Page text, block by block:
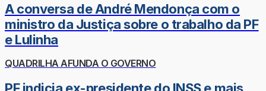
A conversa de André Mendonça com o
ministro da Justiça sobre o trabalho da PF
e Lulinha
QUADRILHA AFUNDA O GOVERNO